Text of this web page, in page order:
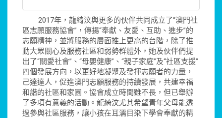
2017年，龍綺汶與更多的伙伴共同成立了“澳門社
區志願服務協會”，傳揚“奉獻、友愛、互助、進步”的
志願精神，並將服務的層面推上更高的台階，除了推
動大眾關心及服務社區和弱勢群體外，她及伙伴們提
出了“關愛社會”、“母嬰健康”、“親子家庭”及“社區支援”
四個發展方向，以更好地凝聚及發揮志願者的力量，
己達達人，促進澳門志願服務的持續發展，共建幸福
和諧的社區和家園。協會成立時間雖不長，但已舉辦
了多項有意義的活動。龍綺汶尤其希望青年父母能透
過參與社區服務，讓小孩在耳濡目染下學會奉獻的精